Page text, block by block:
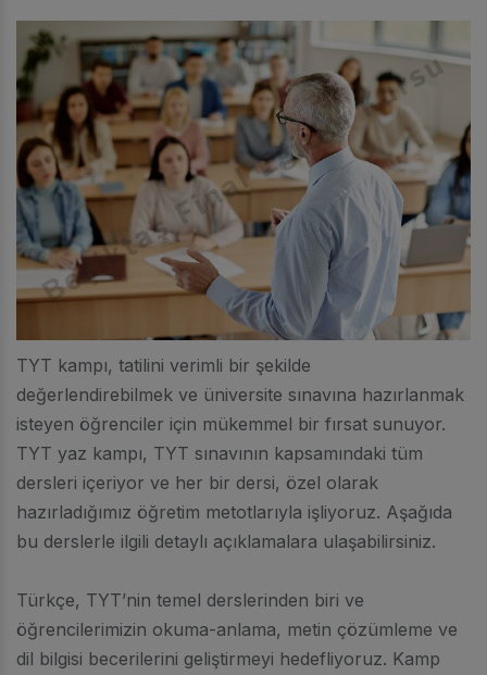
TYT kampı, tatilini verimli bir şekilde
değerlendirebilmek ve üniversite sınavına hazırlanmak
isteyen öğrenciler için mükemmel bir fırsat sunuyor.
TYT yaz kampı, TYT sınavının kapsamındaki tüm
dersleri içeriyor ve her bir dersi, özel olarak
hazırladığımız öğretim metotlarıyla işliyoruz. Aşağıda
bu derslerle ilgili detaylı açıklamalara ulaşabilirsiniz.
Türkçe, TYT’nin temel derslerinden biri ve
öğrencilerimizin okuma-anlama, metin çözümleme ve
dil bilgisi becerilerini geliştirmeyi hedefliyoruz. Kamp